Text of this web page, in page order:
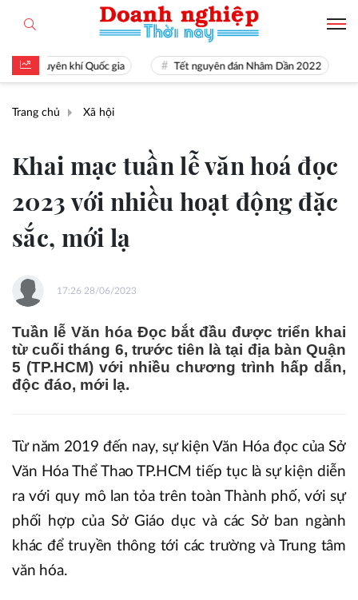
khí Quốc gia Tết nguyên đán Nhâm Dần 2022
Trang chủ Xã hội
Khai mạc tuần lễ văn hoá đọc
2023 với nhiều hoạt động đặc
sắc, mới lạ
17:26 28/06/2023
Tuần lễ Văn hóa Đọc bắt đầu được triển khai
từ cuối tháng 6, trước tiên là tại địa bàn Quận
5 (TP.HCM) với nhiều chương trình hấp dẫn,
độc đáo, mới lạ.
Từ năm 2019 đến nay, sự kiện Văn Hóa đọc của Sở
Văn Hóa Thể Thao TP.HCM tiếp tục là sự kiện diễn
ra với quy mô lan tỏa trên toàn Thành phố, với sự
phối hợp của Sở Giáo dục và các Sở ban ngành
khác để truyền thông tới các trường và Trung tâm
văn hóa.